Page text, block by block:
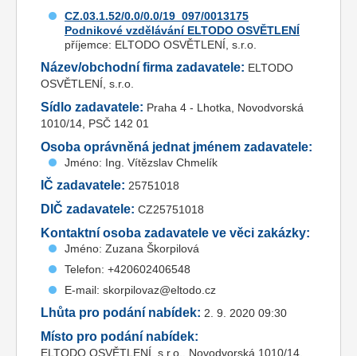
CZ.03.1.52/0.0/0.0/19_097/0013175
Podnikové vzdělávání ELTODO OSVĚTLENÍ
příjemce: ELTODO OSVĚTLENÍ, s.r.o.
Název/obchodní firma zadavatele: ELTODO
OSVĚTLENÍ, s.r.o.
Sídlo zadavatele: Praha 4 - Lhotka, Novodvorská
1010/14, PSČ 142 01
Osoba oprávněná jednat jménem zadavatele:
Jméno: Ing. Vítězslav Chmelík
IČ zadavatele: 25751018
DIČ zadavatele: CZ25751018
Kontaktní osoba zadavatele ve věci zakázky:
Jméno: Zuzana Škorpilová
Telefon: +420602406548
E-mail: skorpilovaz@eltodo.cz
Lhůta pro podání nabídek: 2. 9. 2020 09:30
Místo pro podání nabídek:
ELTODO OSVĚTLENÍ, s.r.o., Novodvorská 1010/14,